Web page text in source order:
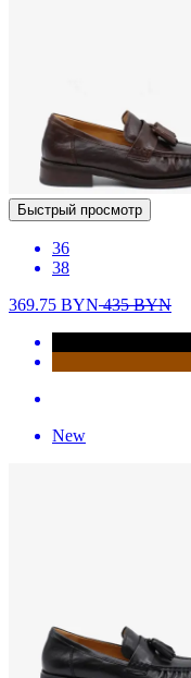
Быстрый просмотр
36
38
369.75 BYN435BYN
New